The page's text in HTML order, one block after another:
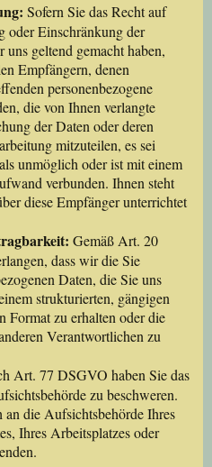
Sofern Sie das Recht auf
oder Einschränkung der
uns geltend gemacht haben,
Empfängern, denen
personenbezogene
die von Ihnen verlangte
der Daten oder deren
mitzuteilen, es sei
unmöglich oder ist mit einem
verbunden. Ihnen steht
diese Empfänger unterrichtet
Gemäß Art. 20
dass wir die Sie
Daten, die Sie uns
strukturierten, gängigen
Format zu erhalten oder die
Verantwortlichen zu
Art. 77 DSGVO haben Sie das
zu beschweren.
die Aufsichtsbehörde Ihres
Ihres Arbeitsplatzes oder